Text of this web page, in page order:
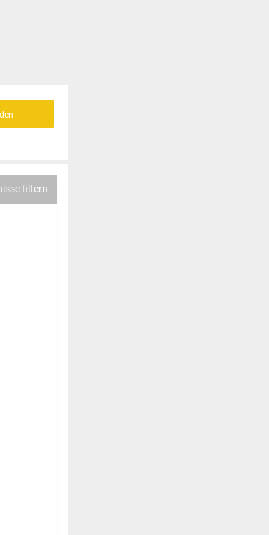
filtern